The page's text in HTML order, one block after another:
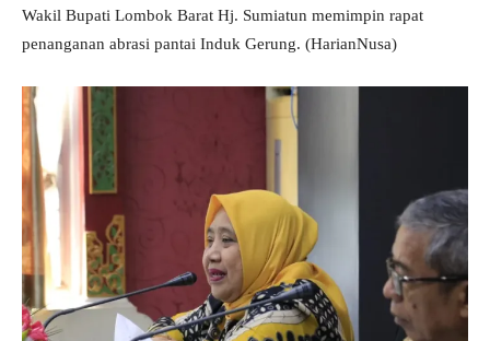
Wakil Bupati Lombok Barat Hj. Sumiatun memimpin rapat
penanganan abrasi pantai Induk Gerung. (HarianNusa)